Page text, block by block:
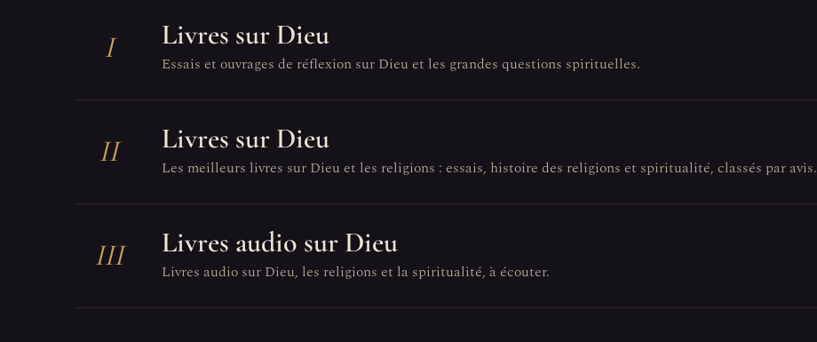
I Livres sur Dieu
Essais et ouvrages de réflexion sur Dieu et les grandes questions spirituelles.
II Livres sur Dieu
Les meilleurs livres sur Dieu et les religions : essais, histoire des religions et spiritualité, classés par avis.
III Livres audio sur Dieu
Livres audio sur Dieu, les religions et la spiritualité, à écouter.